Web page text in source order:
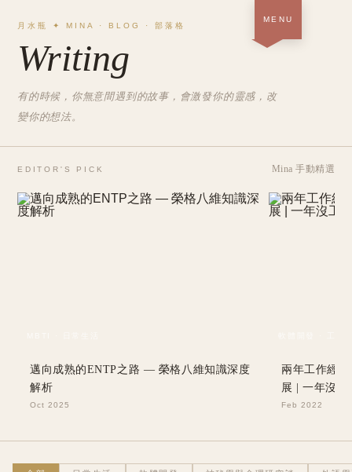
MENU
部落格
月水瓶 ✦ MINA · BLOG · 部落格
Writing
有的時候，你無意間遇到的故事，會激發你的靈感，改
變你的想法。
EDITOR'S PICK Mina 手動精選
邁向成熟的ENTP之路 — 榮格八維知識深度
解析
Oct 2025
兩年工作經
展 | 一年沒工
Feb 2022